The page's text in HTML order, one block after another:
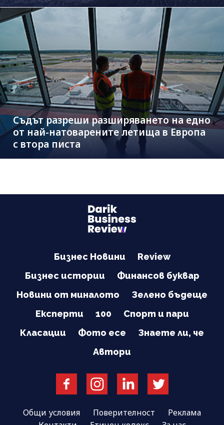
Съдът разреши разширяването на едно
от най-натоварените летища в Европа
с втора писта
Бизнес Новини
Review
Бизнес истории
Финансов буквар
Новини от миналото
Зелено бъдеще
Експерти
100
Спорт и пари
Класации
Фото есе
Знаете ли, че
Автори
Общи условия Поверителност
Реклама